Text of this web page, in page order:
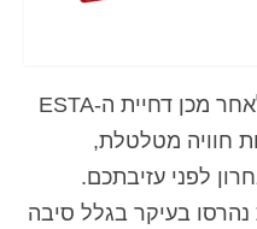
אישור ראשוני של ה-ESTA ולאחר מכן דחיית ה-ESTA
חוויה מטלטלת,
לפני עזיבתכם.
נהרסו בעיקר בגלל סיבה